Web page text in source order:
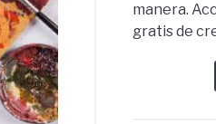
manera.
gratis de